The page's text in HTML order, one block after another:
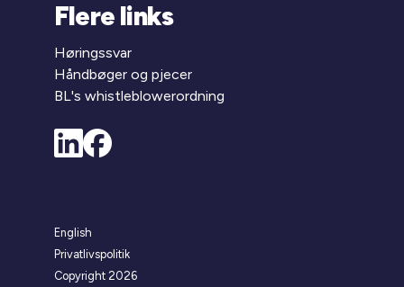
Flere links
Høringssvar
Håndbøger og pjecer
BL's whistleblowerordning
English
Privatlivspolitik
Copyright 2026